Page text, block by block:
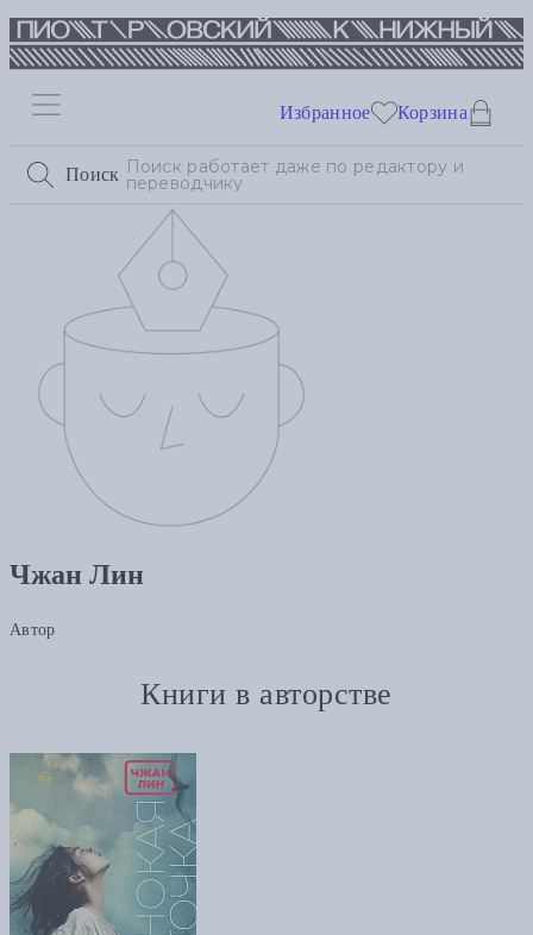
Поиск
Избранное Корзина
Чжан Лин
Автор
Книги в авторстве